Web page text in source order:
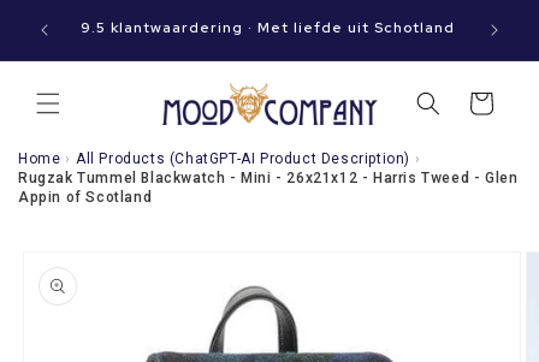
naar de
jouw 9.5 klantwaardering · Met liefde uit Schotland
Winkelwagen
Home › All Products (ChatGPT-AI Product Description) ›
Rugzak Tummel Blackwatch - Mini - 26x21x12 - Harris Tweed - Glen
Appin of Scotland